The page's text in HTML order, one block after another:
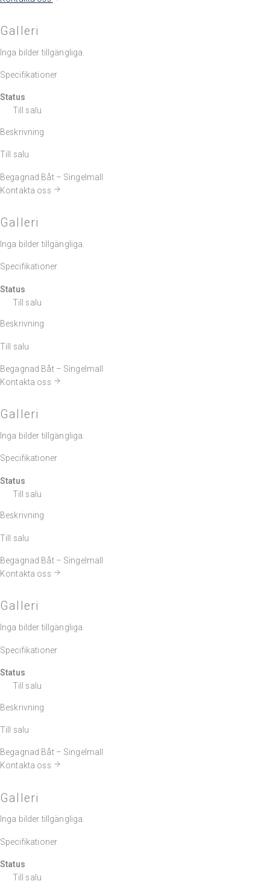
Galleri
Inga bilder tillgängliga.
Specifikationer
Status
Till salu
Beskrivning
Till salu
Begagnad Båt – Singelmall
Kontakta oss
Galleri
Inga bilder tillgängliga.
Specifikationer
Status
Till salu
Beskrivning
Till salu
Begagnad Båt – Singelmall
Kontakta oss
Galleri
Inga bilder tillgängliga.
Specifikationer
Status
Till salu
Beskrivning
Till salu
Begagnad Båt – Singelmall
Kontakta oss
Galleri
Inga bilder tillgängliga.
Specifikationer
Status
Till salu
Beskrivning
Till salu
Begagnad Båt – Singelmall
Kontakta oss
Galleri
Inga bilder tillgängliga.
Specifikationer
Status
Till salu